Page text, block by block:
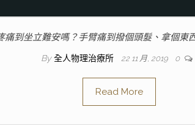
到坐立難安嗎？手臂痛到撥個頭髮、拿個東
By 全人物理治療所 22 11 月, 2019 0
Read More